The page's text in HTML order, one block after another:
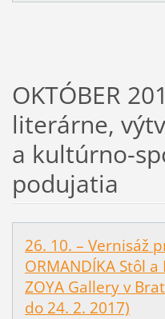
OKTÓBER
literárne,
a kultúrno-
podujatia
26. 10. – Vernisáž
ORMANDÍKA Stôl
ZOYA Gallery v
do 24. 2. 2017)